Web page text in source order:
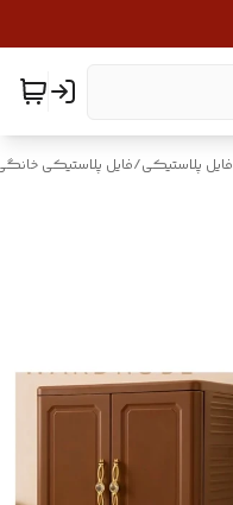
فایل پلاستیکی/فایل پلاستیکی